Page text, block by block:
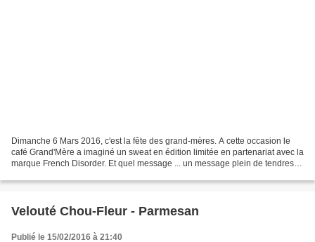
Dimanche 6 Mars 2016, c'est la fête des grand-mères. A cette occasion le
café Grand'Mère a imaginé un sweat en édition limitée en partenariat avec la
marque French Disorder. Et quel message ... un message plein de tendresse
Velouté Chou-Fleur - Parmesan
Publié le 15/02/2016 à 21:40